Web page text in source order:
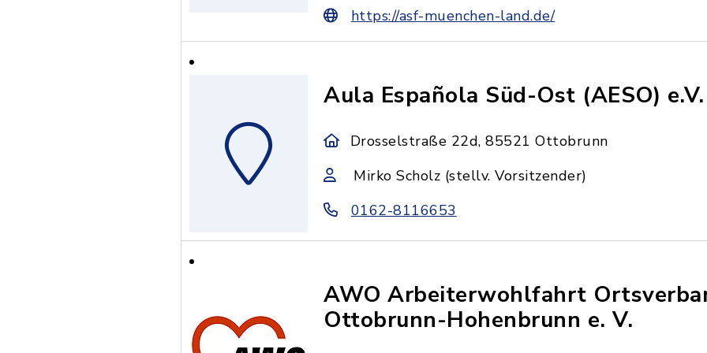
https://asf-muenchen-land.de/
Aula Española Süd-Ost (AESO) e.V.
Drosselstraße 22d, 85521 Ottobrunn
Mirko Scholz (stellv. Vorsitzender)
0162-8116653
AWO Arbeiterwohlfahrt
Ottobrunn-Hohenbrunn e. V.